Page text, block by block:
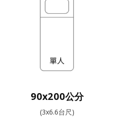
90x200公分
(3x6.6台尺)